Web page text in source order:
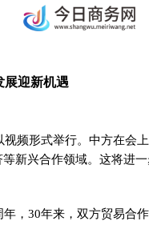
展迎新机遇
频形式举行。中方在会
新兴合作领域。这将进
，30年来，双方贸易合